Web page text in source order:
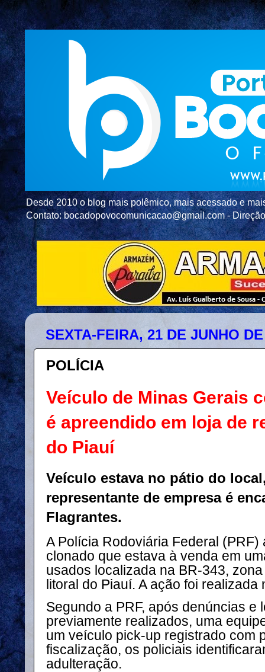
Desde 2010 o blog mais polêmico, mais acessado e
Contato: bocadopovocomunicacao@gmail.com -
SEXTA-FEIRA, 21 DE JUNHO
POLÍCIA
Veículo de Minas Gerais
é apreendido em loja de
do Piauí
Veículo estava no pátio do
representante de empresa é
Flagrantes.
A Polícia Rodoviária Federal
clonado que estava à venda em
usados localizada na BR-343,
litoral do Piauí. A ação foi
Segundo a PRF, após denúncias e
previamente realizados, uma
um veículo pick-up registrado com
fiscalização, os policiais
adulteração.